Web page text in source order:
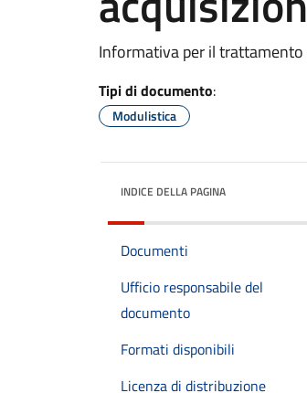
Informativa per il
Tipi di documento:
Modulistica
INDICE DELLA PAGINA
Documenti
Ufficio responsabile del
documento
Formati disponibili
Licenza di distribuzione